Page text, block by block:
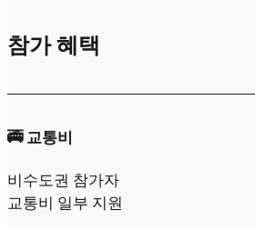
참가 혜택
🚎 교통비
비수도권 참가자
교통비 일부 지원